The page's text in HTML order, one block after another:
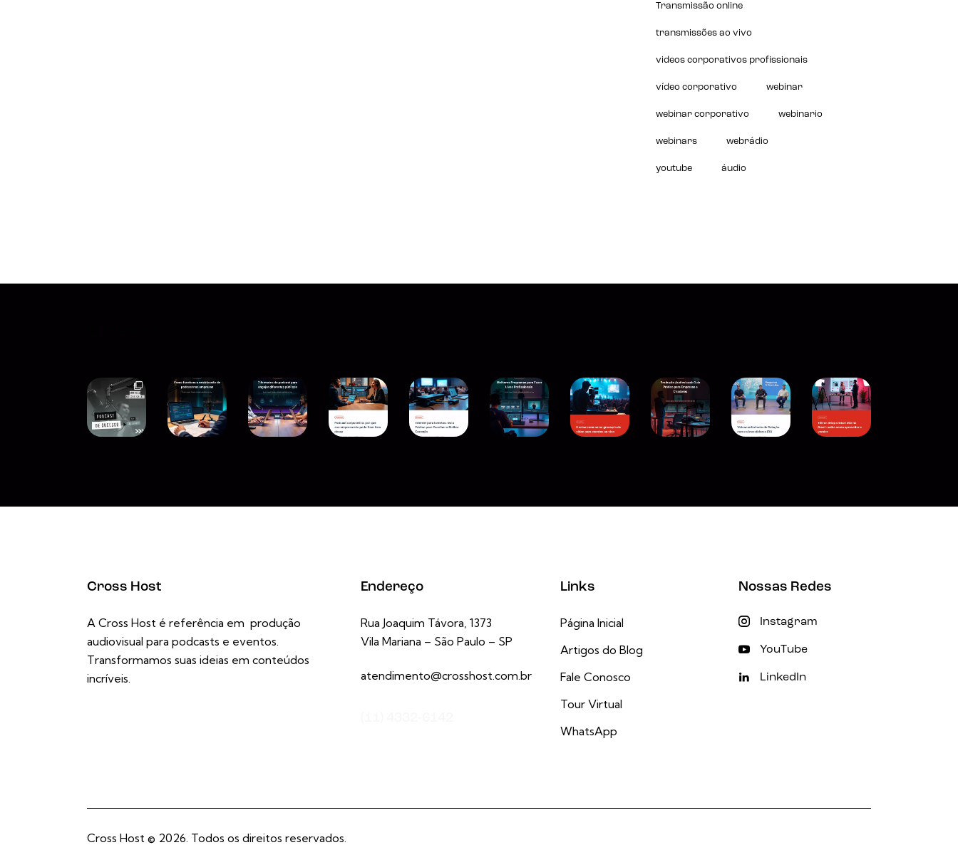
Transmissão online
transmissões ao vivo
videos corporativos profissionais
vídeo corporativo webinar
webinar corporativo webinario
webinars webrádio
youtube áudio
Cross Host
A Cross Host é referência em produção
audiovisual para podcasts e eventos.
Transformamos suas ideias em conteúdos
incríveis.
Endereço
Rua Joaquim Távora, 1373
Vila Mariana – São Paulo – SP
atendimento@crosshost.com.br
Links
Página Inicial
Artigos do Blog
Fale Conosco
Tour Virtual
WhatsApp
Nossas Redes
Instagram
YouTube
LinkedIn
Cross Host © 2026. Todos os direitos reservados.